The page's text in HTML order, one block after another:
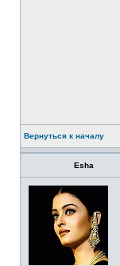
Вернуться к началу
Esha